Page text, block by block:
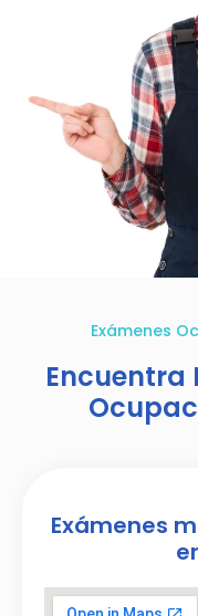
Exámenes
Encuentra
Exámenes